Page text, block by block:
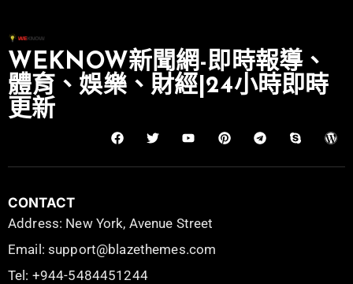
WEKNOW新聞網-即時報導、
體育、娛樂、財經|24小時即時
更新
CONTACT
Address: New York, Avenue Street
Email: support@blazethemes.com
Tel: +944-5484451244